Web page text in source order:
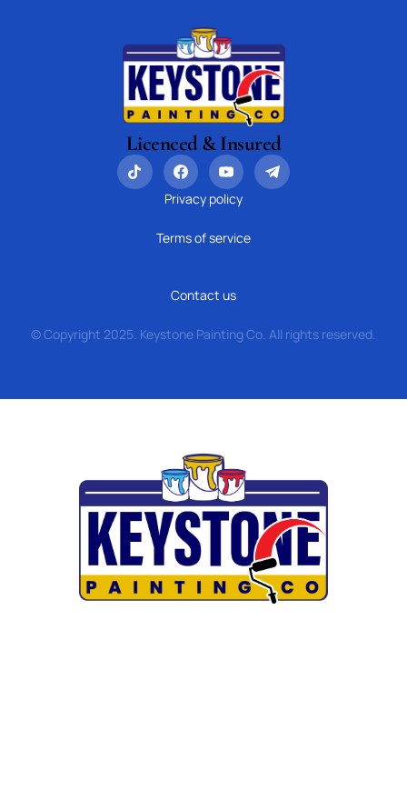
Licenced & Insured
Privacy policy
Terms of service
Contact us
© Copyright 2025. Keystone Painting Co. All rights reserved.